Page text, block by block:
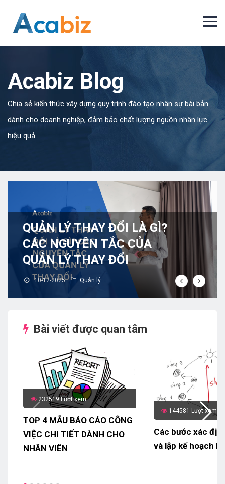
Acabiz Blog
Chia sẻ kiến thức xây dựng quy trình đào tạo nhân sự bài bản
dành cho doanh nghiệp, đảm bảo chất lượng nguồn nhân lực
hiệu quả
QUẢN LÝ THAY ĐỔI LÀ GÌ?
CÁC NGUYÊN TẮC CỦA
QUẢN LÝ THAY ĐỔI
10-12-2025 Quản lý
Bài viết được quan tâm
232519 Lượt xem
TOP 4 MẪU BÁO CÁO CÔNG
VIỆC CHI TIẾT DÀNH CHO
NHÂN VIÊN
144581 Lượt xem
Các bước xác
và lập kế hoạch